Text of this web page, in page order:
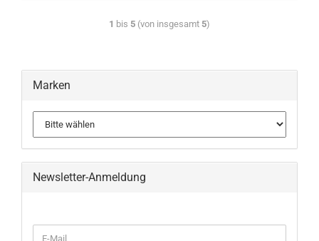
1 bis 5 (von insgesamt 5)
Marken
Newsletter-Anmeldung